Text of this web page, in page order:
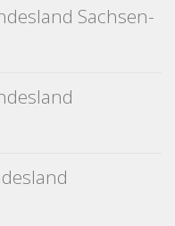
Sachsen-